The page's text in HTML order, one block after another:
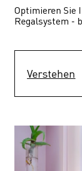
Optimieren Sie
Regalsystem -
Verstehen